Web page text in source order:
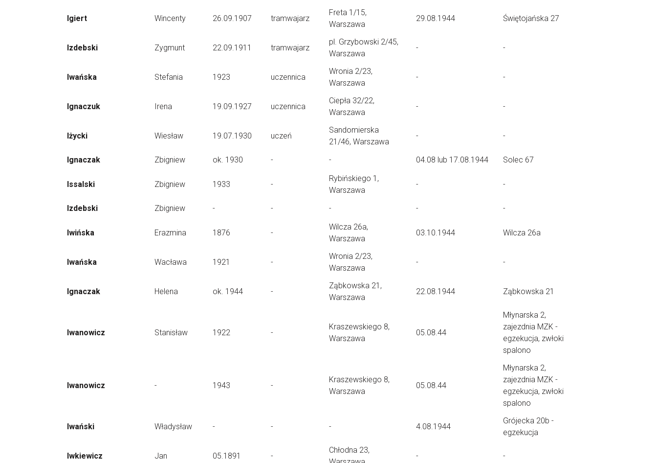
Igiert Wincenty 26.09.1907 tramwajarz
Freta 1/15,
Warszawa
29.08.1944 Świętojańska 27
Izdebski Zygmunt 22.09.1911 tramwajarz
pl. Grzybowski 2/45,
Warszawa
- -
Iwańska Stefania 1923 uczennica
Wronia 2/23,
Warszawa
- -
Ignaczuk Irena 19.09.1927 uczennica
Ciepła 32/22,
Warszawa
- -
Iżycki Wiesław 19.07.1930 uczeń
Sandomierska
21/46, Warszawa
- -
Ignaczak Zbigniew ok. 1930 - - 04.08 lub 17.08.1944 Solec 67
Issalski Zbigniew 1933 -
Rybińskiego 1,
Warszawa
- -
Izdebski Zbigniew - - - - -
Iwińska Erazmina 1876 -
Wilcza 26a,
Warszawa
03.10.1944 Wilcza 26a
Iwańska Wacława 1921 -
Wronia 2/23,
Warszawa
- -
Ignaczak Helena ok. 1944 -
Ząbkowska 21,
Warszawa
22.08.1944 Ząbkowska 21
Iwanowicz Stanisław 1922 -
Kraszewskiego 8,
Warszawa
05.08.44
Młynarska 2,
zajezdnia MZK -
egzekucja, zwłoki
spalono
Iwanowicz - 1943 -
Kraszewskiego 8,
Warszawa
05.08.44
Młynarska 2,
zajezdnia MZK -
egzekucja, zwłoki
spalono
Iwański Władysław - - - 4.08.1944
Grójecka 20b -
egzekucja
Iwkiewicz Jan 05.1891 -
Chłodna 23,
- -